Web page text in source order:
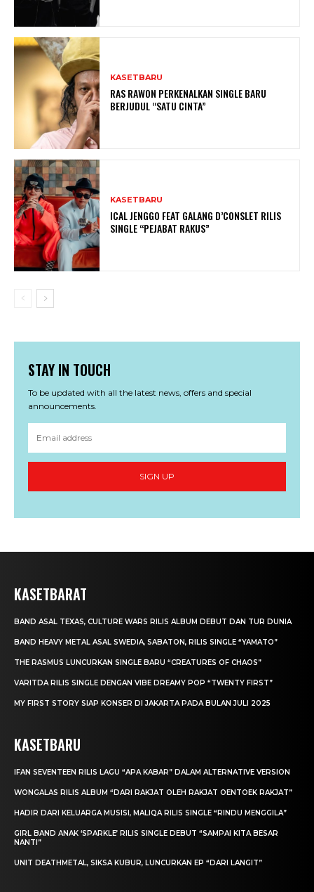
KASETBARU
RAS RAWON PERKENALKAN SINGLE BARU
BERJUDUL “SATU CINTA”
KASETBARU
ICAL JENGGO FEAT GALANG D’CONSLET RILIS
SINGLE “PEJABAT RAKUS”
STAY IN TOUCH
To be updated with all the latest news, offers and special
announcements.
SIGN UP
KASETBARAT
BAND ASAL TEXAS, CULTURE WARS RILIS ALBUM DEBUT DAN TUR DUNIA
BAND HEAVY METAL ASAL SWEDIA, SABATON, RILIS SINGLE “YAMATO”
THE RASMUS LUNCURKAN SINGLE BARU “CREATURES OF CHAOS”
VARITDA RILIS SINGLE DENGAN VIBE DREAMY POP “TWENTY FIRST”
MY FIRST STORY SIAP KONSER DI JAKARTA PADA BULAN JULI 2025
KASETBARU
IFAN SEVENTEEN RILIS LAGU “APA KABAR” DALAM ALTERNATIVE VERSION
WONGALAS RILIS ALBUM “DARI RAKJAT OLEH RAKJAT OENTOEK RAKJAT”
HADIR DARI KELUARGA MUSISI, MALIQA RILIS SINGLE “RINDU MENGGILA”
GIRL BAND ANAK ‘SPARKLE’ RILIS SINGLE DEBUT “SAMPAI KITA BESAR
NANTI”
UNIT DEATHMETAL, SIKSA KUBUR, LUNCURKAN EP “DARI LANGIT”